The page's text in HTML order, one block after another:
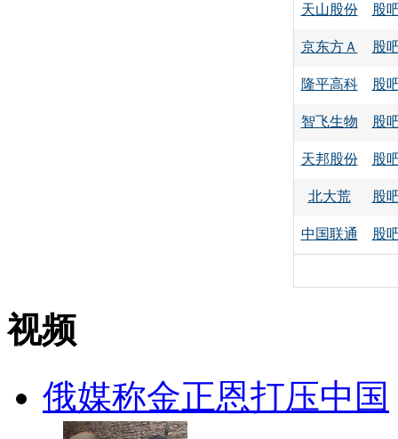
天山股份 股
京东方Ａ 股
隆平高科 股
智飞生物 股
天邦股份 股
北大荒 股
中国联通 股
视频
俄媒称金正恩打压中国